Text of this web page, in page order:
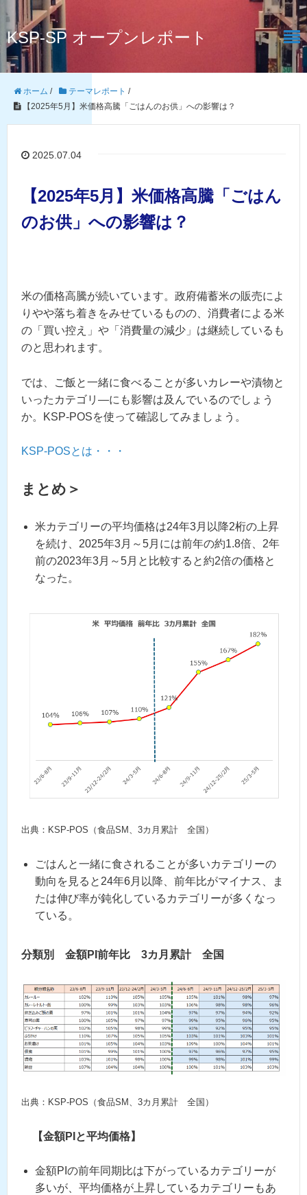
KSP-SP オープンレポート
ホーム / テーマレポート /
【2025年5月】米価格高騰「ごはんのお供」への影響は？
2025.07.04
【2025年5月】米価格高騰「ごはん
のお供」への影響は？
米の価格高騰が続いています。政府備蓄米の販売によ
りやや落ち着きをみせているものの、消費者による米
の「買い控え」や「消費量の減少」は継続しているも
のと思われます。
では、
ご飯と一緒に食べることが多いカレーや漬物と
いったカテゴリ―にも影響は及んでいるのでしょう
か。KSP-POSを使って確認してみましょう。
KSP-POSとは・・・
まとめ＞
米カテゴリーの平均価格は24年3月以降2桁の上昇
を続け、2025年3月～5月には前年の約1.8倍、2年
前の2023年3月～5月と比較すると約2倍の価格と
なった。
出典：KSP-POS（食品SM、3カ月累計 全国）
ごはんと一緒に食されることが多いカテゴリーの
動向を見ると24年6月以降、前年比がマイナス、ま
たは伸び率が鈍化しているカテゴリーが多くなっ
ている。
分類別 金額PI前年比 3カ月累計 全国
出典：KSP-POS（食品SM、3カ月累計 全国）
【金額PIと平均価格】
金額PIの前年同期比は下がっているカテゴリーが
多いが、平均価格が上昇しているカテゴリーもあ